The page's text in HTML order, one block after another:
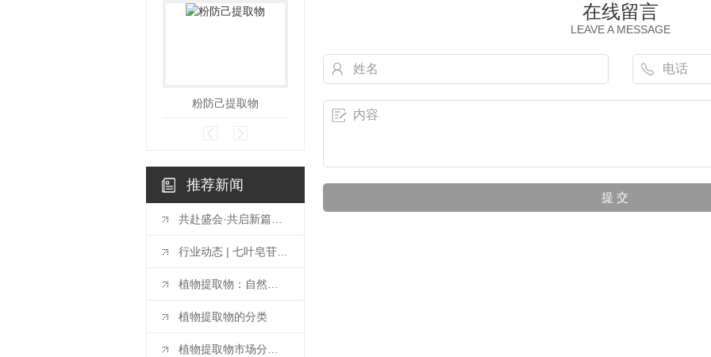
粉防己提取物 汉防己甲素 白柳树皮提取物 水杨苷
推荐新闻
共赴盛会·共启新篇——2026中国（广州）天然植物提取及健康原料产业博览会
行业动态 | 七叶皂苷提取物升级，赋能天然原料应用新价值
植物提取物：自然宝藏的现代演绎
植物提取物的分类
植物提取物市场分析与预测：2025 - 2032 年
在线留言
LEAVE A MESSAGE